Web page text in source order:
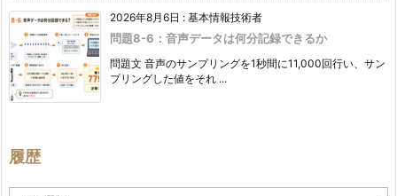
2026年8月6日 : 基本情報技術者
問題8-6：音声データは何分記録できるか
問題文 音声のサンプリングを1秒間に11,000回行い、サン
プリングした値をそれ ...
履歴